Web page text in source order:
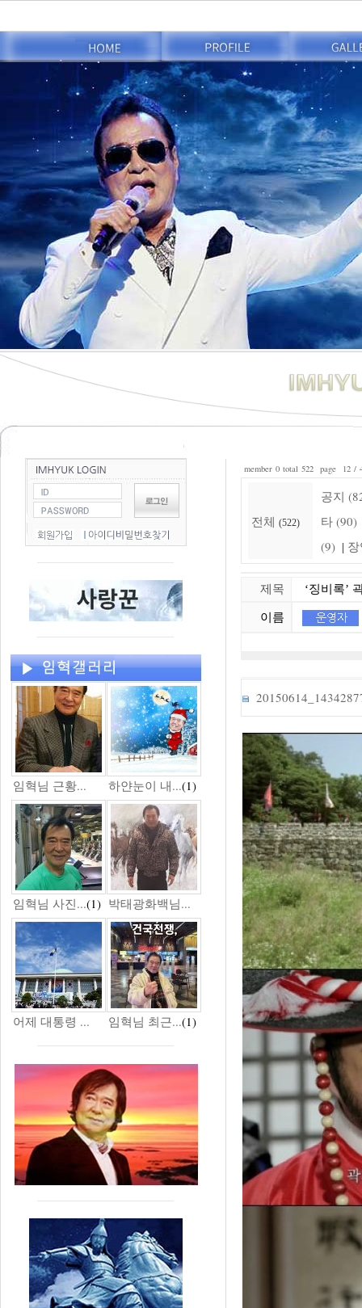
임혁님 근황... 하얀눈이 내...(1)
임혁님 사진...(1) 박태광화백님...
어제 대통령 ... 임혁님 최근...(1)
member 0 total 522 page 12 /
전체 (522)
공지
타 (90)
(9) |
제목 ‘징비록’
이름